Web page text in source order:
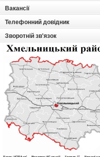
Вакансії
Телефонний довідник
Зворотній зв'язок